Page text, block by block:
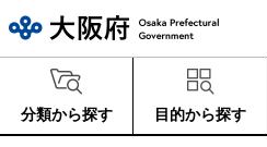
分類から探す 目的から探す